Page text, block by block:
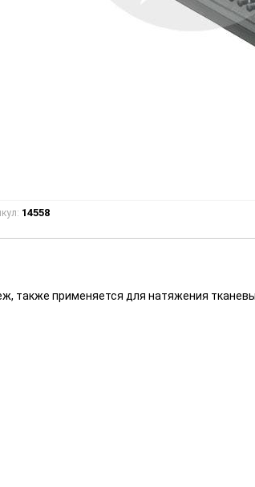
14558
также применяется для натяжения